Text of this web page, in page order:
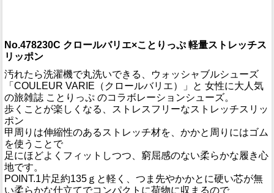
No.478230C クロールバリエ×ことりっぷ 軽量ストレッチス
リッポン
汚れたら洗濯機で丸洗いできる、ウォッシャブルシューズ
「COULEUR VARIE（クロールバリエ）」と 女性に大人気
の旅雑誌 ことりっぷ のコラボレーションシューズ。
歩くことが楽しくなる、ストレスフリーなストレッチスリッ
ポン
甲周りは伸縮性のあるストレッチ材を、かかと周りにはゴム
を使うことで
足にほどよくフィットしつつ、窮屈感のない柔らかな履き心
地です。
POINT.1片足約135ｇと軽く、つま先やかかとに硬い芯が無
い柔らかな仕立てでコンパクトに荷物に収まるので